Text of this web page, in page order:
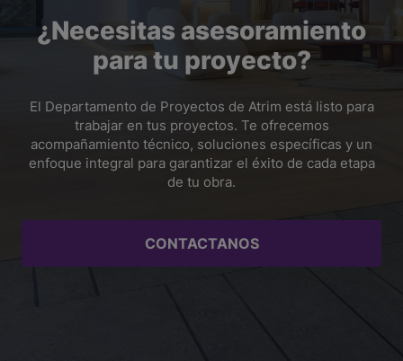
Sí. Pueden cortarse para adaptarlos a la longitud
necesaria utilizando una herramienta y un disco
adecuados para aluminio. El corte debe quedar limpio
para no dañar la tapa, la tira LED ni las piezas del
¿Necesitas asesoramiento
para tu proyecto?
El Departamento de Proyectos de Atrim está listo para
trabajar en tus proyectos. Te ofrecemos
acompañamiento técnico, soluciones específicas y un
enfoque integral para garantizar el éxito de cada etapa
de tu obra.
CONTACTANOS